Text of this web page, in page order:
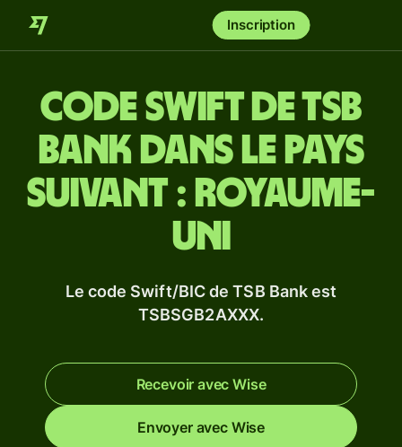
Inscription
Code Swift de TSB
Bank dans le pays
suivant : Royaume-
Uni
Le code Swift/BIC de TSB Bank est
TSBSGB2AXXX.
Recevoir avec Wise
Envoyer avec Wise